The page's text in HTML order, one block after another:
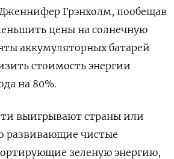
Грэнхолм, пообещав
цены на солнечную
аккумуляторных батарей
стоимость энергии
на 80%.
выигрывают страны или
развивающие чистые
зеленую энергию,